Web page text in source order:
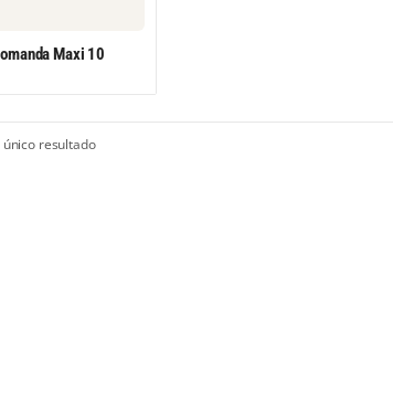
Maxi 10
resultado